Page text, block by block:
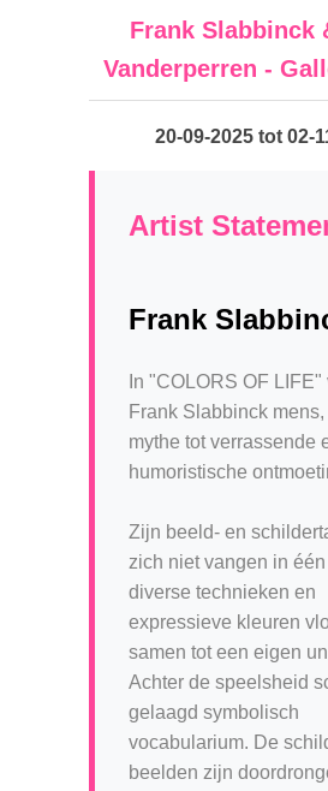
Frank Slabbinck
Vanderperren -
20-09-2025 tot 02-
Artist
Frank
In "COLORS OF LIFE"
Frank Slabbinck
mythe tot verrassende
humoristische
Zijn beeld- en
zich niet vangen in
diverse technieken en
expressieve kleuren
samen tot een eigen
Achter de speelsheid
gelaagd symbolisch
vocabularium. De
beelden zijn